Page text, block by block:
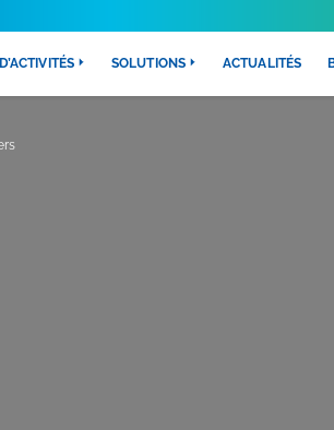
SOLUTIONS ACTUALITÉS